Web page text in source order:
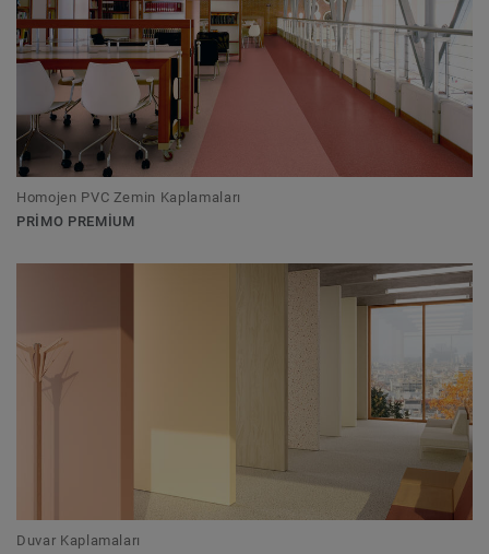
Homojen PVC Zemin Kaplamaları
PRIMO PREMIUM
Duvar Kaplamaları